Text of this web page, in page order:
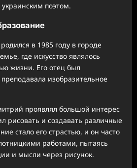
украинским поэтом.
в 1985 году в городе
где искусство являлось
жизни. Его отец был
изобразительное
проявлял большой интерес
рисовать и создавать различные
стало его страстью, и он часто
работами, пытаясь
и мысли через рисунок.